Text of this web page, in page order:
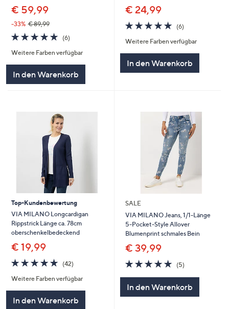
€ 59,99
-33% € 89,99
4.8
von
5
(6)
Weitere Farben verfügbar
In den Warenkorb
€ 24,99
4.8
von
5
(6)6
Weitere Farben verfügbar
In den Warenkorb
Top-Kundenbewertung
VIA MILANO Longcardigan
Rippstrick Länge ca. 78cm
oberschenkelbedeckend
€ 19,99
4.8
von
5
(42)
Weitere Farben verfügbar
In den Warenkorb
SALE
VIA MILANO Jeans, 1/1-Länge
5-Pocket-Style Allover
Blumenprint schmales Bein
€ 39,99
4.8
von
5
(5)
In den Warenkorb